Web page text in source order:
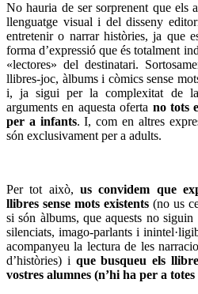
No hauria de ser sorprenent que els
llenguatge visual i del disseny
entretenir o narrar històries, ja que
forma d’expressió que és totalment
«lectores» del destinatari.
llibres-joc, àlbums i còmics sense
i, ja sigui per la complexitat de
arguments en aquesta oferta no tots
per a infants. I, com en altres
són exclusivament per a adults.
Per tot això, us convidem que
llibres sense mots existents (no us
si són àlbums, que aquests no
silenciats, imago-parlants i
acompanyeu la lectura de les
d’històries) i que busqueu els
vostres alumnes (n’hi ha per a totes